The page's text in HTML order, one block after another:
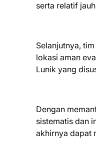
serta relatif
Selanjutnya,
lokasi aman
Lunik yang
Dengan
sistematis dan
akhirnya dapat